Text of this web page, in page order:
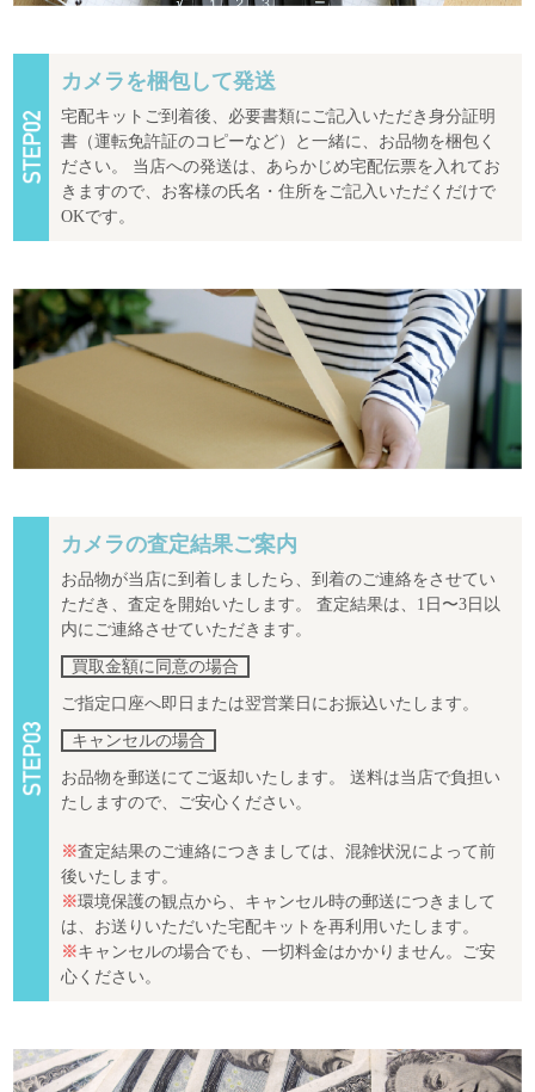
カメラを梱包して発送
宅配キットご到着後、必要書類にご記入いただき身分証明
書（運転免許証のコピーなど）と一緒に、お品物を梱包く
ださい。 当店への発送は、あらかじめ宅配伝票を入れてお
きますので、お客様の氏名・住所をご記入いただくだけで
OKです。
カメラの査定結果ご案内
お品物が当店に到着しましたら、到着のご連絡をさせてい
ただき、査定を開始いたします。 査定結果は、1日〜3日以
内にご連絡させていただきます。
買取金額に同意の場合
ご指定口座へ即日または翌営業日にお振込いたします。
キャンセルの場合
お品物を郵送にてご返却いたします。 送料は当店で負担い
たしますので、ご安心ください。
※査定結果のご連絡につきましては、混雑状況によって前
後いたします。
※環境保護の観点から、キャンセル時の郵送につきまして
は、お送りいただいた宅配キットを再利用いたします。
※キャンセルの場合でも、一切料金はかかりません。ご安
心ください。